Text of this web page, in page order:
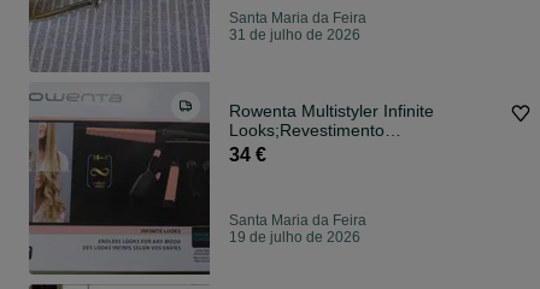
Santa Maria da Feira
31 de julho de 2026
Rowenta Multistyler Infinite
Looks;Revestimento
ceramico;190ºC; USADO
34 €
Santa Maria da Feira
19 de julho de 2026